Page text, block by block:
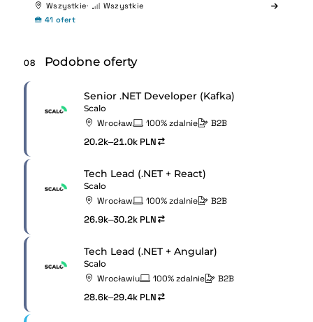
Wszystkie
Wszystkie
41 ofert
08 Podobne oferty
Senior .NET Developer (Kafka)
Scalo
Wrocław 100% zdalnie B2B
20.2k–21.0k PLN
Tech Lead (.NET + React)
Scalo
Wrocław 100% zdalnie B2B
26.9k–30.2k PLN
Tech Lead (.NET + Angular)
Scalo
Wrocławiu 100% zdalnie B2B
28.6k–29.4k PLN